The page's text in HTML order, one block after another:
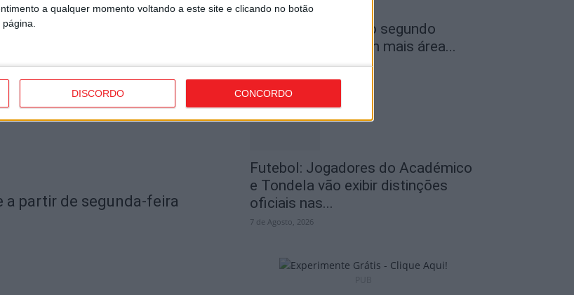
a qualquer momento voltando a este site e clicando no botão
DISCORDO CONCORDO
para a temporada
a partir de segunda-feira
Incêndios: Viseu é o segundo
distrito do país com mais área...
7 de Agosto, 2026
Futebol: Jogadores do Académico
e Tondela vão exibir distinções
oficiais nas...
7 de Agosto, 2026